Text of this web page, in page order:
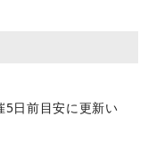
5日前目安に更新い